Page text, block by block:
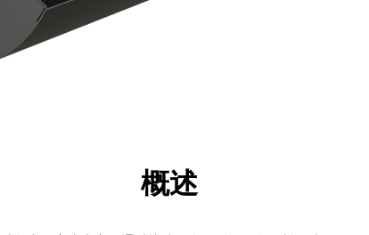
展示
概述